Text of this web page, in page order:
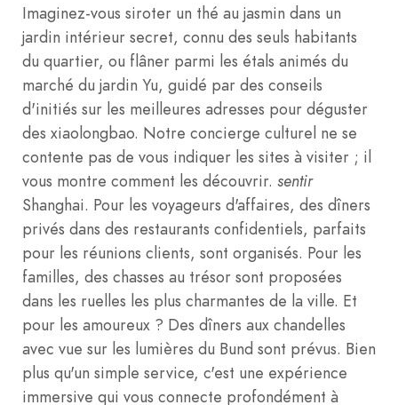
Imaginez-vous siroter un thé au jasmin dans un
jardin intérieur secret, connu des seuls habitants
du quartier, ou flâner parmi les étals animés du
marché du jardin Yu, guidé par des conseils
d'initiés sur les meilleures adresses pour déguster
des xiaolongbao. Notre concierge culturel ne se
contente pas de vous indiquer les sites à visiter ; il
vous montre comment les découvrir. sentir
Shanghai. Pour les voyageurs d'affaires, des dîners
privés dans des restaurants confidentiels, parfaits
pour les réunions clients, sont organisés. Pour les
familles, des chasses au trésor sont proposées
dans les ruelles les plus charmantes de la ville. Et
pour les amoureux ? Des dîners aux chandelles
avec vue sur les lumières du Bund sont prévus. Bien
plus qu'un simple service, c'est une expérience
immersive qui vous connecte profondément à